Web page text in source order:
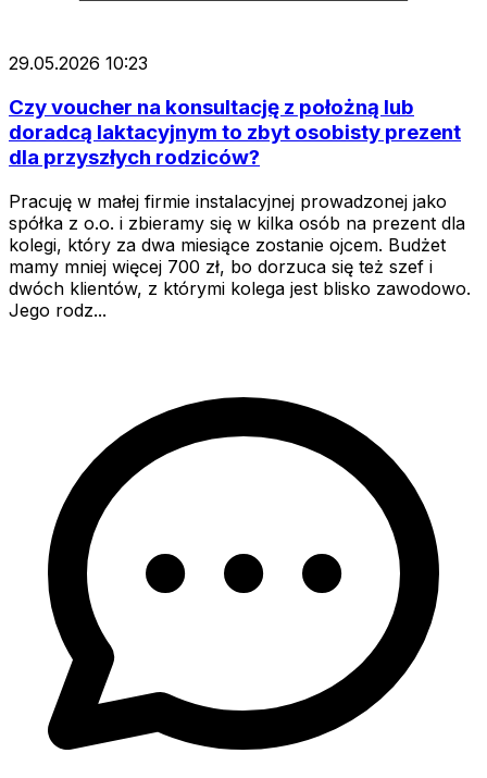
29.05.2026 10:23
Czy voucher na konsultację z położną lub
doradcą laktacyjnym to zbyt osobisty prezent
dla przyszłych rodziców?
Pracuję w małej firmie instalacyjnej prowadzonej jako
spółka z o.o. i zbieramy się w kilka osób na prezent dla
kolegi, który za dwa miesiące zostanie ojcem. Budżet
mamy mniej więcej 700 zł, bo dorzuca się też szef i
dwóch klientów, z którymi kolega jest blisko zawodowo.
Jego rodz...